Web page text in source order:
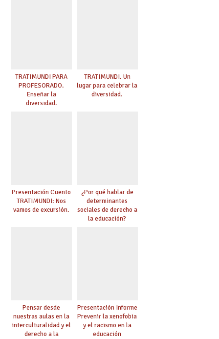
TRATIMUNDI PARA
PROFESORADO.
Enseñar la
diversidad.
TRATIMUNDI. Un
lugar para celebrar la
diversidad.
Presentación Cuento
TRATIMUNDI: Nos
vamos de excursión.
¿Por qué hablar de
determinantes
sociales de derecho a
la educación?
Pensar desde
nuestras aulas en la
interculturalidad y el
derecho a la
Presentación Informe
Prevenir la xenofobia
y el racismo en la
educación